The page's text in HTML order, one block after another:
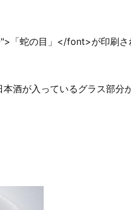
「蛇の目」</font>が印刷さ
酒が入っているグラス部分